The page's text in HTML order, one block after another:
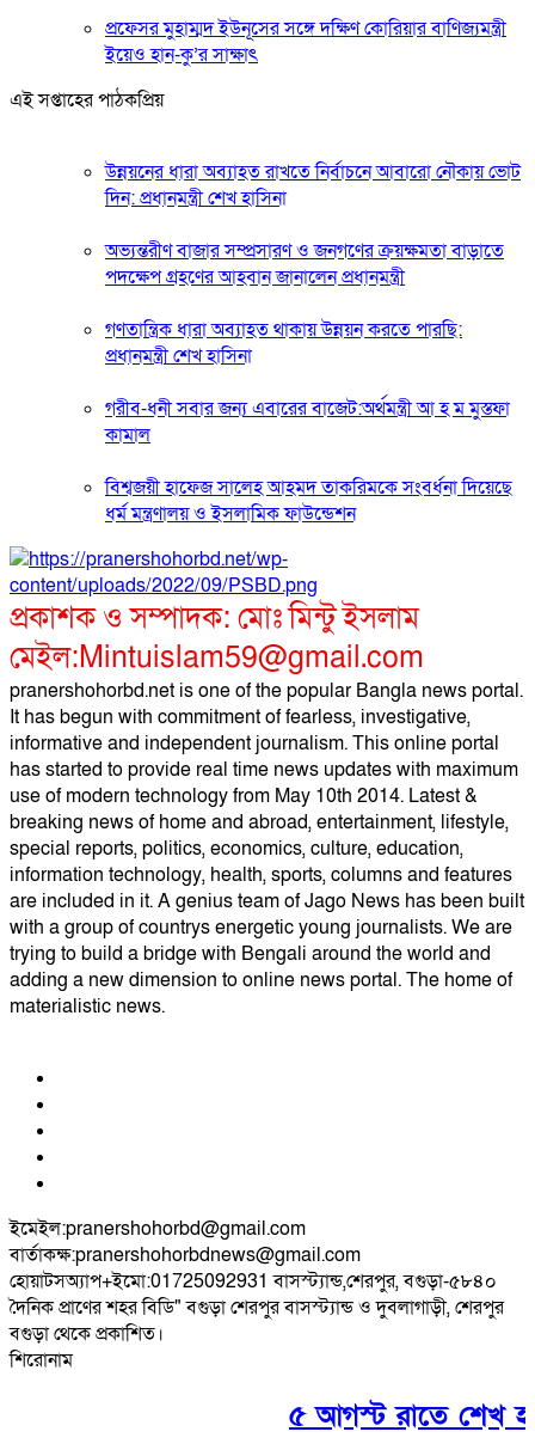
প্রফেসর মুহাম্মদ ইউনূসের সঙ্গে দক্ষিণ কোরিয়ার বাণিজ্যমন্ত্রী
ইয়েও হান-কু’র সাক্ষাৎ
এই সপ্তাহের পাঠকপ্রিয়
উন্নয়নের ধারা অব্যাহত রাখতে নির্বাচনে আবারো নৌকায় ভোট
দিন: প্রধানমন্ত্রী শেখ হাসিনা
অভ্যন্তরীণ বাজার সম্প্রসারণ ও জনগণের ক্রয়ক্ষমতা বাড়াতে
পদক্ষেপ গ্রহণের আহবান জানালেন প্রধানমন্ত্রী
গণতান্ত্রিক ধারা অব্যাহত থাকায় উন্নয়ন করতে পারছি:
প্রধানমন্ত্রী শেখ হাসিনা
গরীব-ধনী সবার জন্য এবারের বাজেট:অর্থমন্ত্রী আ হ ম মুস্তফা
কামাল
বিশ্বজয়ী হাফেজ সালেহ আহমদ তাকরিমকে সংবর্ধনা দিয়েছে
ধর্ম মন্ত্রণালয় ও ইসলামিক ফাউন্ডেশন
প্রকাশক ও সম্পাদক: মোঃ মিন্টু ইসলাম
মেইল:Mintuislam59@gmail.com
pranershohorbd.net is one of the popular Bangla news portal.
It has begun with commitment of fearless, investigative,
informative and independent journalism. This online portal
has started to provide real time news updates with maximum
use of modern technology from May 10th 2014. Latest &
breaking news of home and abroad, entertainment, lifestyle,
special reports, politics, economics, culture, education,
information technology, health, sports, columns and features
are included in it. A genius team of Jago News has been built
with a group of countrys energetic young journalists. We are
trying to build a bridge with Bengali around the world and
adding a new dimension to online news portal. The home of
materialistic news.
ইমেইল:pranershohorbd@gmail.com
বার্তাকক্ষ:pranershohorbdnews@gmail.com
হোয়াটসঅ্যাপ+ইমো:01725092931 বাসস্ট্যান্ড,শেরপুর, বগুড়া-৫৮৪০
দৈনিক প্রাণের শহর বিডি" বগুড়া শেরপুর বাসস্ট্যান্ড ও দুবলাগাড়ী, শেরপুর
বগুড়া থেকে প্রকাশিত।
শিরোনাম
৫ আগস্ট রাতে শেখ